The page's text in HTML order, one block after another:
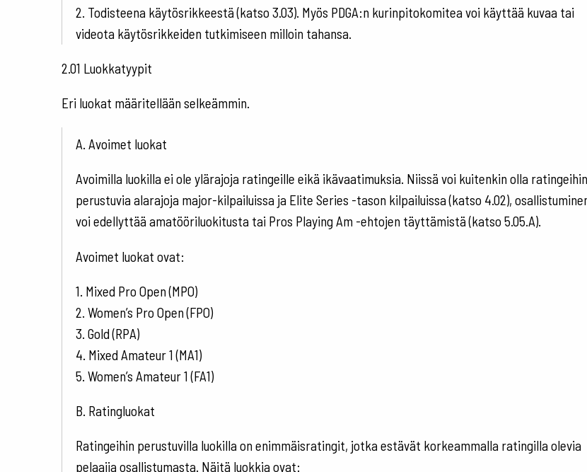
2. Todisteena käytösrikkeestä (katso 3.03). Myös PDGA:n kurinpitokomitea voi käyttää kuvaa tai
videota käytösrikkeiden tutkimiseen milloin tahansa.
2.01 Luokkatyypit
Eri luokat määritellään selkeämmin.
A. Avoimet luokat
Avoimilla luokilla ei ole ylärajoja ratingeille eikä ikävaatimuksia. Niissä voi kuitenkin olla ratingeihin
perustuvia alarajoja major-kilpailuissa ja Elite Series -tason kilpailuissa (katso 4.02),
voi edellyttää amatööriluokitusta tai Pros Playing Am -ehtojen täyttämistä (katso 5.05.A).
Avoimet luokat ovat:
1. Mixed Pro Open (MPO)
2. Women’s Pro Open (FPO)
3. Gold (RPA)
4. Mixed Amateur 1 (MA1)
5. Women’s Amateur 1 (FA1)
B. Ratingluokat
Ratingeihin perustuvilla luokilla on enimmäisratingit, jotka estävät korkeammalla ratingilla olevia
pelaajia osallistumasta. Näitä luokkia ovat: